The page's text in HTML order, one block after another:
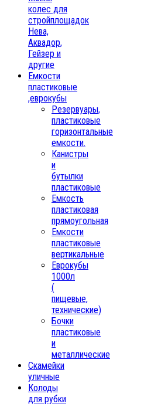
колес для
стройплощадок
Нева,
Аквадор,
Гейзер и
другие
Емкости
пластиковые
,еврокубы
Резервуары,
пластиковые
горизонтальные
емкости.
Канистры
и
бутылки
пластиковые
Емкость
пластиковая
прямоугольная
Емкости
пластиковые
вертикальные
Еврокубы
1000л
(
пищевые,
технические)
Бочки
пластиковые
и
металлические
Скамейки
уличные
Колоды
для рубки